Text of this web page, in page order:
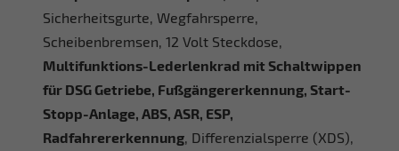
Sicherheitsgurte, Wegfahrsperre,
Scheibenbremsen, 12 Volt Steckdose,
Multifunktions-Lederlenkrad mit Schaltwippen
für DSG Getriebe, Fußgängererkennung, Start-
Stopp-Anlage, ABS, ASR, ESP,
Radfahrererkennung , Differenzialsperre (XDS),